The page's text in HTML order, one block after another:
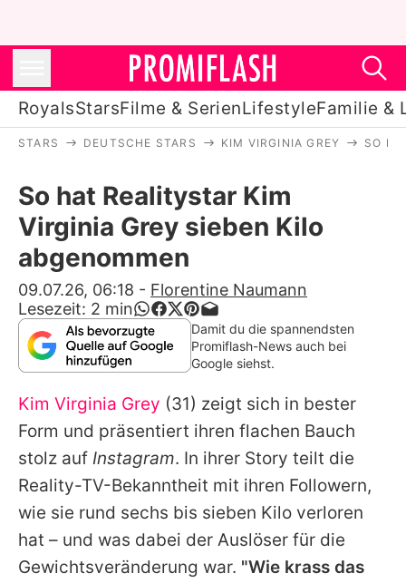
RoyalsStarsFilme & SerienLifestyleFamilie &
Stars
Filme & Serien
Lifestyle
Familie & Liebe
Promiflash Exklusiv
Alle Themen auf Promiflash
Jobs
App runterladen
Team
Redaktionelle Richtlinien
STARS DEUTSCHE STARS KIM VIRGINIA GREY SO
So hat Realitystar Kim
Virginia Grey sieben Kilo
abgenommen
09.07.26, 06:18 - Florentine Naumann
Lesezeit: 2 min
Damit du die spannendsten
Promiflash-News auch bei
Google siehst.
Kim Virginia Grey (31) zeigt sich in bester
Form und präsentiert ihren flachen Bauch
stolz auf Instagram. In ihrer Story teilt die
Reality-TV-Bekanntheit mit ihren Followern,
wie sie rund sechs bis sieben Kilo verloren
hat – und was dabei der Auslöser für die
Gewichtsveränderung war. "Wie krass das